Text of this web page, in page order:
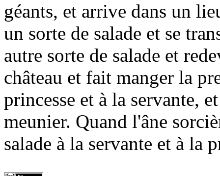
géants, et arrive dans un
un sorte de salade et se
autre sorte de salade et
château et fait manger la
princesse et à la servante,
meunier. Quand l'âne
salade à la servante et à la